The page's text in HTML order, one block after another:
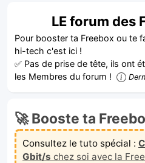
LE forum des
Pour booster ta Freebox ou te
hi-tech c'est ici !
✅ Pas de prise de tête, ils ont
les Membres du forum !
🚀 Booste ta
Consultez le tuto spécial :
Gbit/s chez soi avec la